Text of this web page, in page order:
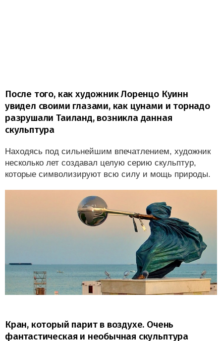
После того, как художник Лоренцо Куинн
увидел своими глазами, как цунами и торнадо
разрушали Таиланд, возникла данная
скульптура
Находясь под сильнейшим впечатлением, художник
несколько лет создавал целую серию скульптур,
которые символизируют всю силу и мощь природы.
Кран, который парит в воздухе. Очень
фантастическая и необычная скульптура